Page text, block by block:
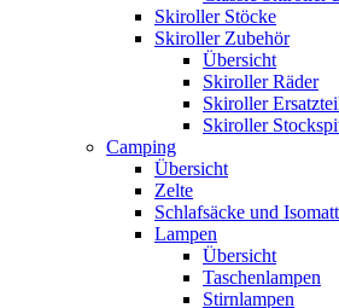
Skiroller Stöcke
Skiroller Zubehör
Übersicht
Skiroller Räder
Skiroller
Skiroller
Camping
Übersicht
Zelte
Schlafsäcke und
Lampen
Übersicht
Taschenlampen
Stirnlampen